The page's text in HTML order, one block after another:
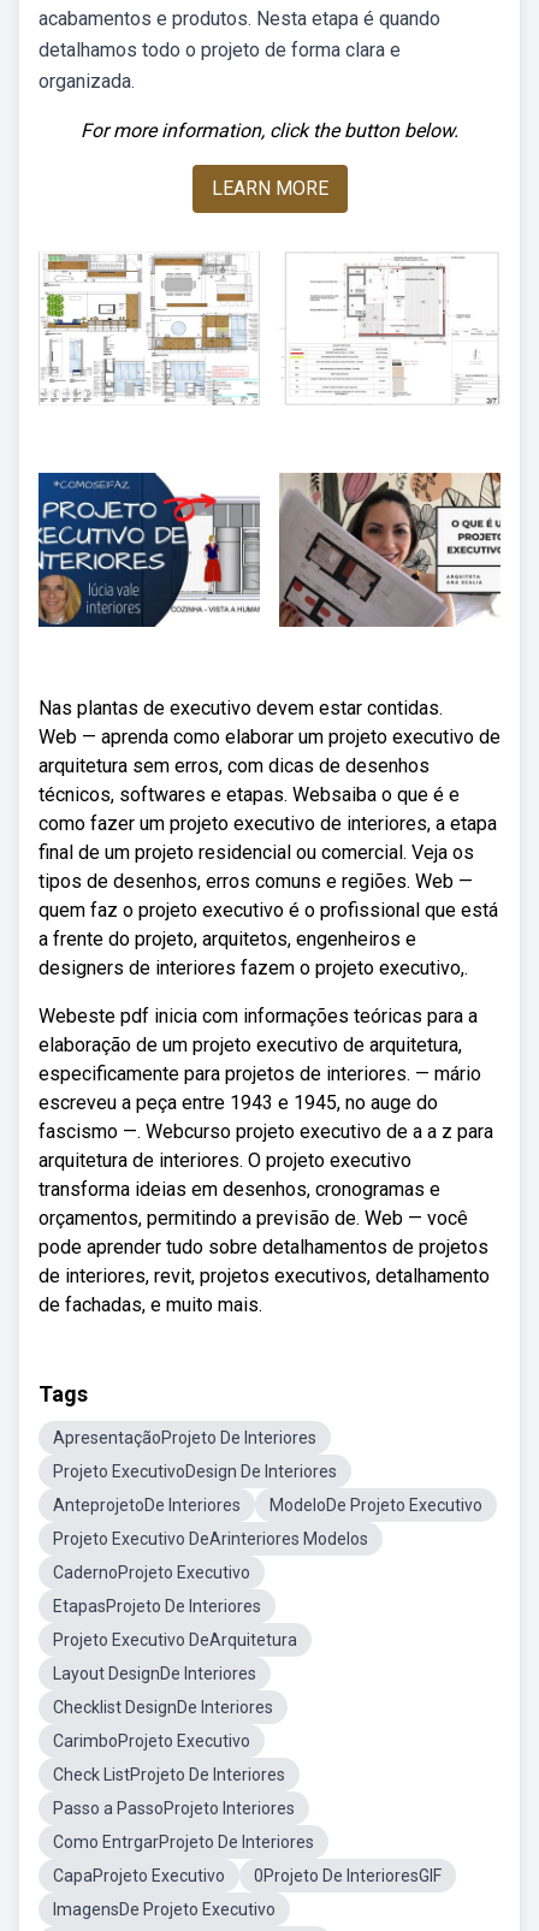
acabamentos e produtos. Nesta etapa é quando
detalhamos todo o projeto de forma clara e
organizada.
For more information, click the button below.
LEARN MORE
Nas plantas de executivo devem estar contidas.
Web — aprenda como elaborar um projeto executivo de
arquitetura sem erros, com dicas de desenhos
técnicos, softwares e etapas. Websaiba o que é e
como fazer um projeto executivo de interiores, a etapa
final de um projeto residencial ou comercial. Veja os
tipos de desenhos, erros comuns e regiões. Web —
quem faz o projeto executivo é o profissional que está
a frente do projeto, arquitetos, engenheiros e
designers de interiores fazem o projeto executivo,.
Webeste pdf inicia com informações teóricas para a
elaboração de um projeto executivo de arquitetura,
especificamente para projetos de interiores. — mário
escreveu a peça entre 1943 e 1945, no auge do
fascismo —. Webcurso projeto executivo de a a z para
arquitetura de interiores. O projeto executivo
transforma ideias em desenhos, cronogramas e
orçamentos, permitindo a previsão de. Web — você
pode aprender tudo sobre detalhamentos de projetos
de interiores, revit, projetos executivos, detalhamento
de fachadas, e muito mais.
Tags
ApresentaçãoProjeto De Interiores
Projeto ExecutivoDesign De Interiores
AnteprojetoDe Interiores
ModeloDe Projeto Executivo
Projeto Executivo DeArinteriores Modelos
CadernoProjeto Executivo
EtapasProjeto De Interiores
Projeto Executivo DeArquitetura
Layout DesignDe Interiores
Checklist DesignDe Interiores
CarimboProjeto Executivo
Check ListProjeto De Interiores
Passo a PassoProjeto Interiores
Como EntrgarProjeto De Interiores
CapaProjeto Executivo
0Projeto De InterioresGIF
ImagensDe Projeto Executivo